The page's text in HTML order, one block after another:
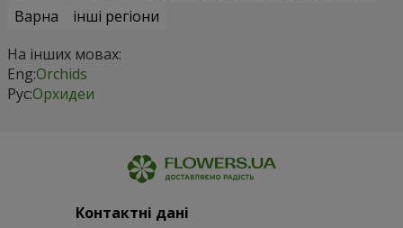
Варна
інші регіони
На інших мовах:
Eng:Orchids
Рус:Орхидеи
Контактні дані